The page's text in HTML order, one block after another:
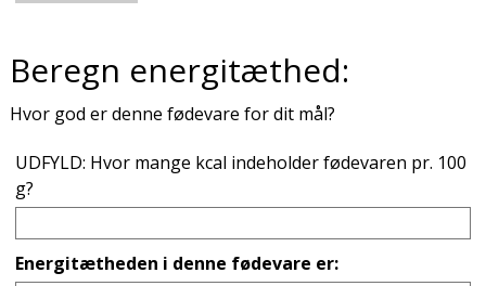
Beregn energitæthed:
Hvor god er denne fødevare for dit mål?
UDFYLD: Hvor mange kcal indeholder fødevaren pr. 100
g?
Energitætheden i denne fødevare er: